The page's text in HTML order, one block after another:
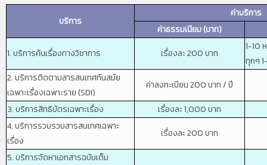
บริการ
ค่าบริการ
ค่าธรรมเนียม (บาท)
1. บริการค้นเรื่องทางวิชาการ
เรื่องละ 200 บาท
1-10
ทุกๆ
2. บริการติดตามสารสนเทศทันสมัย
เฉพาะเรื่องเฉพาะราย (SDI)
ค่าลงทะเบียน 200 บาท / ปี
3. บริการสิทธิบัตรเฉพาะเรื่อง
เรื่องละ 1,000 บาท
4. บริการรวบรวมสารสนเทศเฉพาะ
เรื่อง
เรื่องละ 200 บาท
5. บริการจัดหาเอกสารฉบับเต็ม